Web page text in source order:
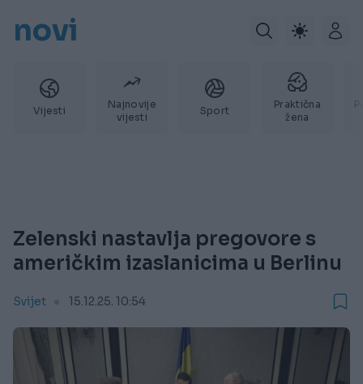
novi
Vijesti
Najnovije
vijesti
Sport
Praktična
žena
Zelenski nastavlja pregovore s
američkim izaslanicima u Berlinu
Svijet 15.12.25. 10:54